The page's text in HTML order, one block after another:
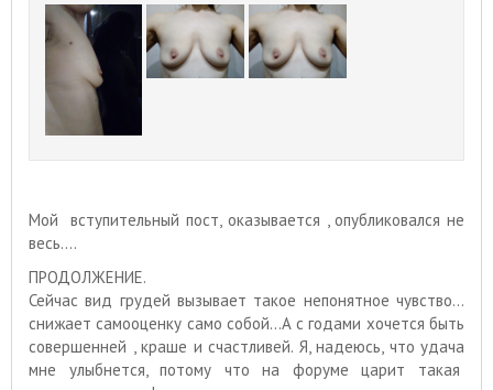
Мой вступительный пост, оказывается , опубликовался не
весь....
ПРОДОЛЖЕНИЕ.
Сейчас вид грудей вызывает такое непонятное чувство...
снижает самооценку само собой...А с годами хочется быть
совершенней , краше и счастливей. Я, надеюсь, что удача
мне улыбнется, потому что на форуме царит такая